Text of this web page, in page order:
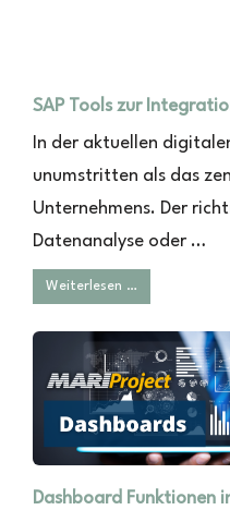
SAP Tools zur
In der aktuellen
unumstritten als das
Unternehmens. Der
Datenanalyse oder …
Weiterlesen …
Dashboard Funktionen